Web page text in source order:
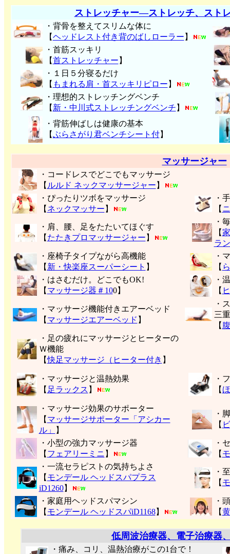
ストレッチャー―ストレッチ、スト
・背骨を整えてスリムな体に
【ヘッドレスト付き背のばしローラー 】
・首筋スッキリ
【首ストレッチャー 】
・１日５分寝るだけ
【 もまれる肩・首スッキリピロー 】
・理想的ストレッチングベンチ
【 新・中川式ストレッチングベンチ 】
・背筋伸ばしは健康の基本
【ぶらさがり君ベンチシート付】
マッサージャー
・コードレスでどこでもマッサージ
【 ルルド ネックマッサージャー 】
・ぴったりツボをマッサージ
【 ネックマッサー 】
・
【
・肩、腰、足をたたいてほぐす
【 たたきプロマッサージャー 】
・
【
ラ
・座椅子タイプながら高機能
【 新・快楽座スーパーシート 】
・
【
・はさむだけ。どこでもOK!
【 マッサージ器＃100】
・
【
・マッサージ機能付きエアーベッド
【 マッサージエアーベッド 】
・
三
【
・足の疲れにマッサージとヒーターの
Ｗ機能
【快足マッサージ（ヒーター付き 】
・マッサージと温熱効果
【 足ラックス 】
・
【
・マッサージ効果のサポーター
【 マッサージサポーター「アシカー
ル」
】
・
【
・小型の強力マッサージ器
【 フェアリーミニ 】
・
【
・一流セラピストの気持ちよさ
【 モンデール ヘッドスパプラス
iD1260】
・
【
・家庭用ヘッドスパマシン
【 モンデール ヘッドスパiD1168】
・
【
低周波治療器、電子治療器
・痛み、コリ、温熱治療がこの1台で！